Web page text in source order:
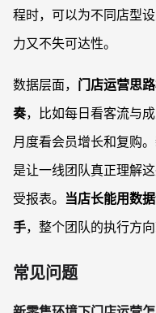
程时，可以为不同店型
力又不失可达性。
数据层面， 门店运营思
奏，比如每日看客流与
月度看会员增长和复购
是让一线团队真正理解
受报表。 当店长能用数
手，整个团队的执行方向
常见问题